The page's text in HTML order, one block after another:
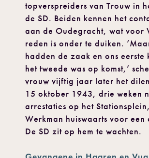
topverspreiders van Trouw in
de SD. Beiden kennen het
aan de Oudegracht, wat voor
reden is onder te duiken.
hadden de zaak en ons eerste
het tweede was op komst,’
vrouw vijftig jaar later het
15 oktober 1943, drie weken
arrestaties op het
Werkman huiswaarts voor een
De SD zit op hem te wachten.